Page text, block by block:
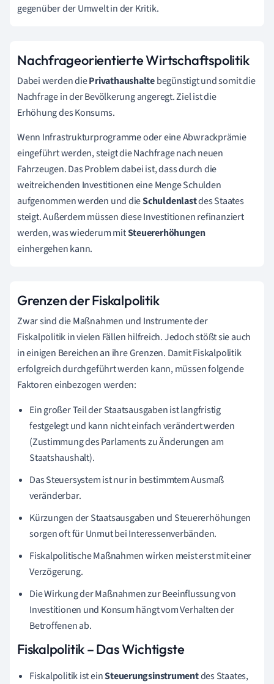
gegenüber der Umwelt in der Kritik.
Nachfrageorientierte Wirtschaftspolitik
Dabei werden diePrivathaushaltebegünstigt und somit die
Nachfrage in der Bevölkerung angeregt. Ziel ist die
Erhöhung des Konsums.
Wenn Infrastrukturprogramme oder eine Abwrackprämie
eingeführt werden, steigt die Nachfrage nach neuen
Fahrzeugen. Das Problem dabei ist, dass durch die
weitreichenden Investitionen eine Menge Schulden
aufgenommen werden und dieSchuldenlastdes Staates
steigt. Außerdem müssen diese Investitionen refinanziert
werden, was wiederum mitSteuererhöhungen
einhergehen kann.
Grenzen der Fiskalpolitik
Zwar sind die Maßnahmen und Instrumente der
Fiskalpolitik in vielen Fällen hilfreich. Jedoch stößt sie auch
in einigen Bereichen an ihre Grenzen. Damit Fiskalpolitik
erfolgreich durchgeführt werden kann, müssen folgende
Faktoren einbezogen werden:
Ein großer Teil der Staatsausgaben ist langfristig
festgelegt und kann nicht einfach verändert werden
(Zustimmung des Parlaments zu Änderungen am
Staatshaushalt).
Das Steuersystem ist nur in bestimmtem Ausmaß
veränderbar.
Kürzungen der Staatsausgaben und Steuererhöhungen
sorgen oft für Unmut bei Interessenverbänden.
Fiskalpolitische Maßnahmen wirken meist erst mit einer
Verzögerung.
Die Wirkung der Maßnahmen zur Beeinflussung von
Investitionen und Konsum hängt vom Verhalten der
Betroffenen ab.
Fiskalpolitik – Das Wichtigste
Fiskalpolitik ist einSteuerungsinstrumentdes Staates,